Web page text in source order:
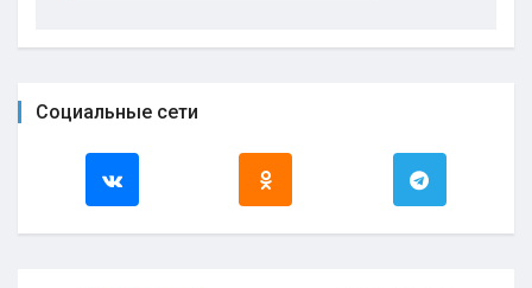
Социальные сети